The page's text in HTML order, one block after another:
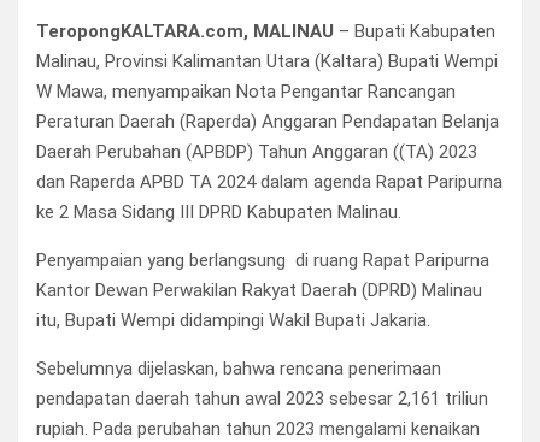
TeropongKALTARA.com, MALINAU – Bupati Kabupaten
Malinau, Provinsi Kalimantan Utara (Kaltara) Bupati Wempi
W Mawa, menyampaikan Nota Pengantar Rancangan
Peraturan Daerah (Raperda) Anggaran Pendapatan Belanja
Daerah Perubahan (APBDP) Tahun Anggaran ((TA) 2023
dan Raperda APBD TA 2024 dalam agenda Rapat Paripurna
ke 2 Masa Sidang III DPRD Kabupaten Malinau.
Penyampaian yang berlangsung di ruang Rapat Paripurna
Kantor Dewan Perwakilan Rakyat Daerah (DPRD) Malinau
itu, Bupati Wempi didampingi Wakil Bupati Jakaria.
Sebelumnya dijelaskan, bahwa rencana penerimaan
pendapatan daerah tahun awal 2023 sebesar 2,161 triliun
rupiah. Pada perubahan tahun 2023 mengalami kenaikan